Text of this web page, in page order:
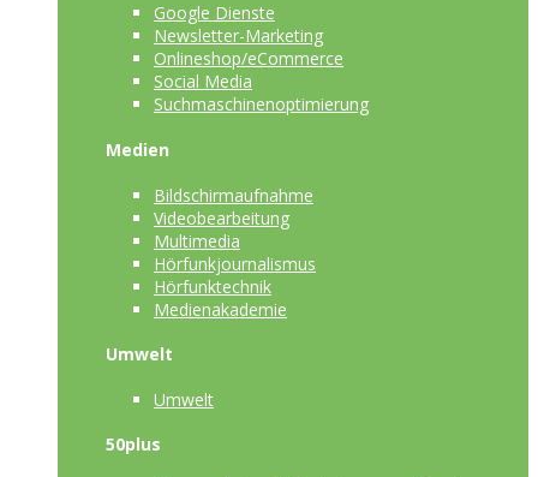
Google Dienste
Newsletter-Marketing
Onlineshop/eCommerce
Social Media
Suchmaschinenoptimierung
Medien
Bildschirmaufnahme
Videobearbeitung
Multimedia
Hörfunkjournalismus
Hörfunktechnik
Medienakademie
Umwelt
Umwelt
50plus